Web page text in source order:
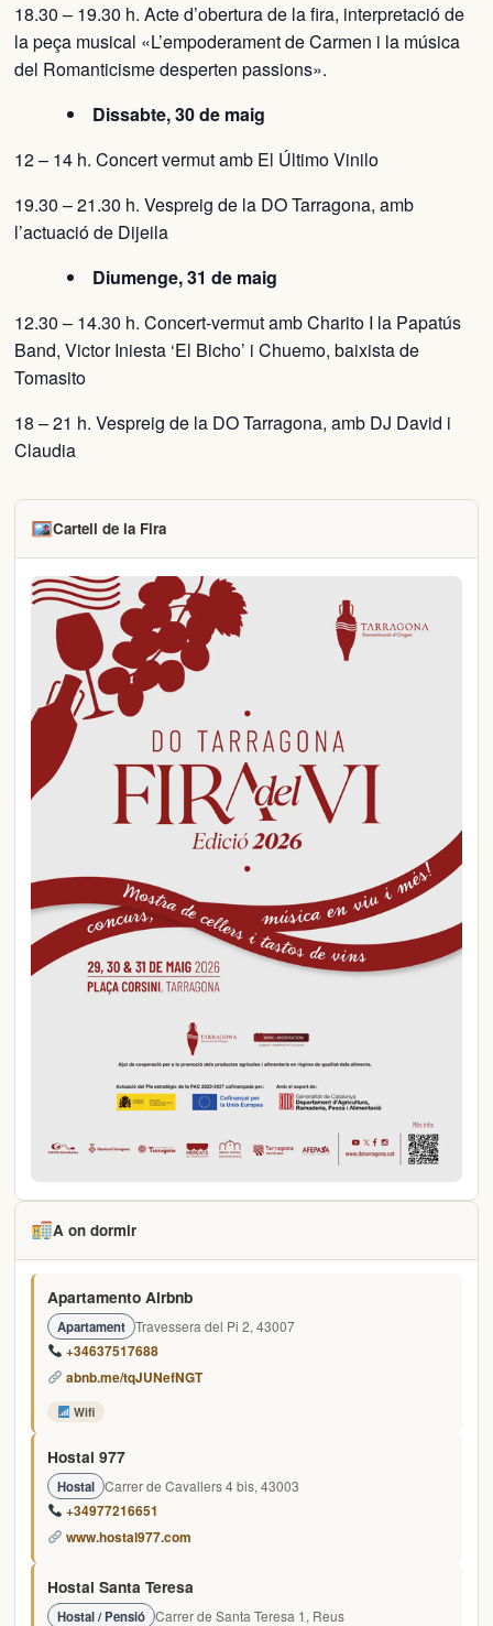
18.30 – 19.30 h. Acte d’obertura de la fira, interpretació de
la peça musical «L’empoderament de Carmen i la música
del Romanticisme desperten passions».
Dissabte, 30 de maig
​12 – 14 h. Concert vermut amb El Último Vinilo
19.30 – 21.30 h. Vespreig de la DO Tarragona, amb
l’actuació de Dijeila
Diumenge, 31 de maig
12.30 – 14.30 h. Concert-vermut amb Charito I la Papatús
Band, Victor Iniesta ‘El Bicho’ i Chuemo, baixista de
Tomasito
18 – 21 h. Vespreig de la DO Tarragona, amb DJ David i
Claudia
Cartell de la Fira
A on dormir
Apartamento Airbnb
Apartament Travessera del Pi 2, 43007
+34637517688
abnb.me/tqJUNefNGT
Wifi
Hostal 977
Hostal Carrer de Cavallers 4 bis, 43003
+34977216651
www.hostal977.com
Hostal Santa Teresa
Hostal / Pensió Carrer de Santa Teresa 1, Reus